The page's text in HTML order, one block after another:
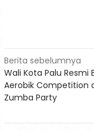
Navigasi
pos
Berita sebelumnya
Wali Kota Palu Resmi
Aerobik Competition
Zumba Party